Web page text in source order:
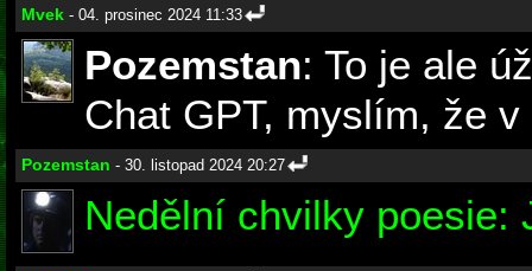
Mvek - 04. prosinec 2024 11:33
Pozemstan: To je ale
Chat GPT, myslím, že
Pozemstan - 30. listopad 2024 20:27
Nedělní chvilky poesie: